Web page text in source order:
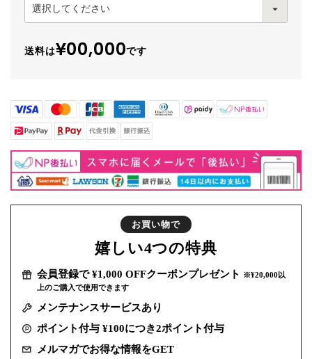
送料は¥00,000です
お買い物で
嬉しい4つの特典
会員登録で ¥1,000 OFFクーポンプレゼント
※¥20,000以
上のご購入で使用できます
メンテナンスサービスあり
ポイント付与 ¥100につき2ポイント付与
メルマガでお得な情報をGET